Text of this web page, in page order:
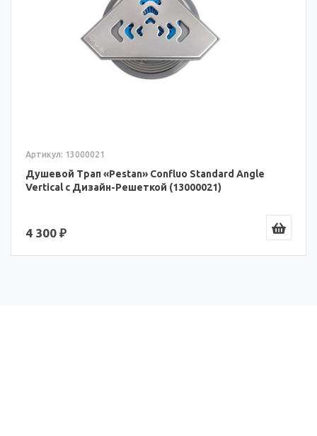
Артикул: 13000021
Душевой Трап «Pestan» Confluo Standard Angle
Vertical с Дизайн-Решеткой (13000021)
4 300 ₽